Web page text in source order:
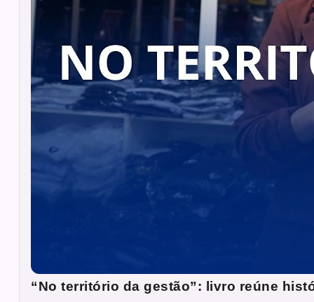
“No território da gestão”: livro reúne